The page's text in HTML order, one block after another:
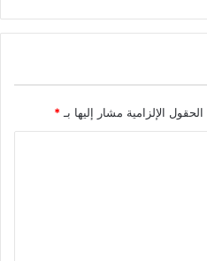
الحقول الإلزامية مشار إليها بـ *